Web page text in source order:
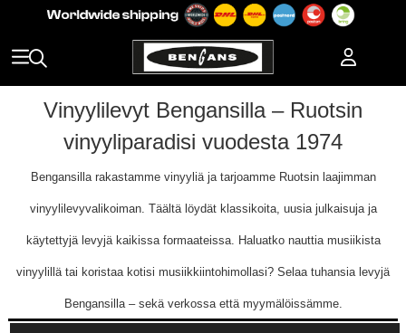
Vinyylilevyt Bengansilla – Ruotsin
vinyyliparadisi vuodesta 1974
Bengansilla rakastamme vinyyliä ja tarjoamme Ruotsin laajimman
vinyylilevyvalikoiman. Täältä löydät klassikoita, uusia julkaisuja ja
käytettyjä levyjä kaikissa formaateissa. Haluatko nauttia musiikista
vinyylillä tai koristaa kotisi musiikkiintohimollasi? Selaa tuhansia levyjä
Bengansilla – sekä verkossa että myymälöissämme.